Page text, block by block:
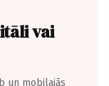
vai
un mobilajās